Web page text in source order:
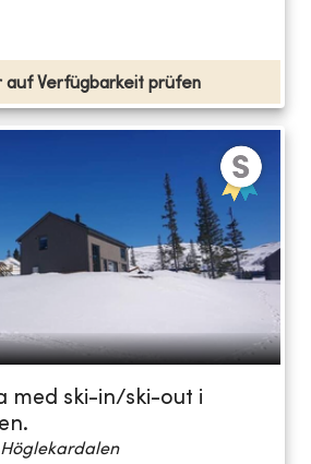
auf Verfügbarkeit prüfen
med ski-in/ski-out i